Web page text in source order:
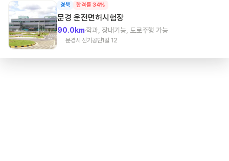
경북 합격률 34%
문경 운전면허시험장
90.0km학과, 장내기능, 도로주행 가능
문경시 신기공단1길 12